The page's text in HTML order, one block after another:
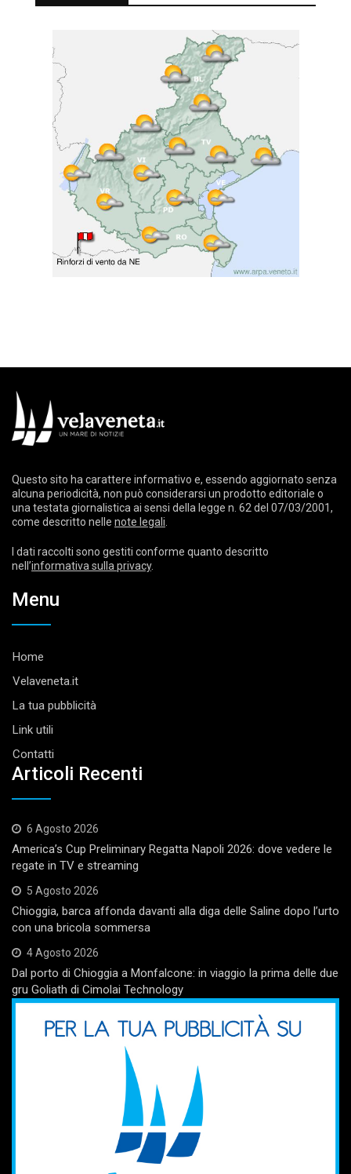
Questo sito ha carattere informativo e, essendo aggiornato senza
alcuna periodicità, non può considerarsi un prodotto editoriale o
una testata giornalistica ai sensi della legge n. 62 del 07/03/2001,
come descritto nelle note legali.
I dati raccolti sono gestiti conforme quanto descritto
nell’informativa sulla privacy.
Menu
Home
Velaveneta.it
La tua pubblicità
Link utili
Contatti
Articoli Recenti
6 Agosto 2026
America’s Cup Preliminary Regatta Napoli 2026: dove vedere le
regate in TV e streaming
5 Agosto 2026
Chioggia, barca affonda davanti alla diga delle Saline dopo l’urto
con una bricola sommersa
4 Agosto 2026
Dal porto di Chioggia a Monfalcone: in viaggio la prima delle due
gru Goliath di Cimolai Technology